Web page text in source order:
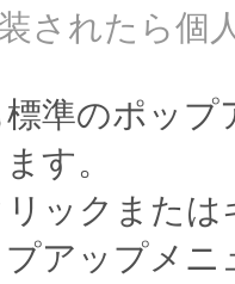
されたら個
準のポッ
す。
ックまた
アップメニ